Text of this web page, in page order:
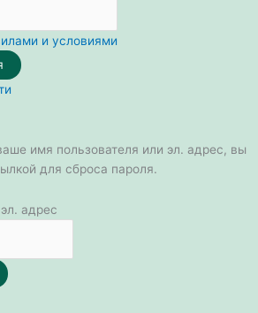
и условиями
имя пользователя или эл. адрес, вы
для сброса пароля.
адрес